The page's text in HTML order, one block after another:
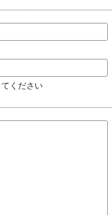
ください